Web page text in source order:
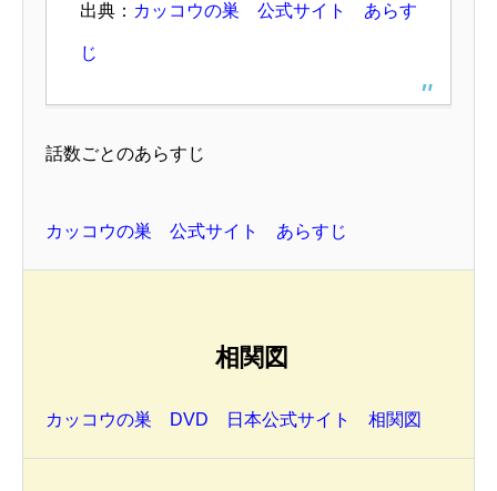
出典： カッコウの巣 公式サイト あらす
じ
話数ごとのあらすじ
カッコウの巣 公式サイト あらすじ
相関図
カッコウの巣 DVD 日本公式サイト 相関図